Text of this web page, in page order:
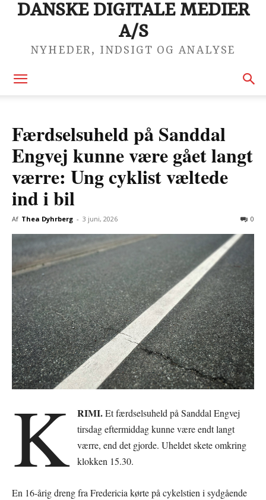
DANSKE DIGITALE MEDIER
A/S
NYHEDER, INDSIGT OG ANALYSE
Færdselsuheld på Sanddal
Engvej kunne være gået langt
værre: Ung cyklist væltede
ind i bil
Af Thea Dyhrberg - 3 juni, 2026 0
K RIMI.Et færdselsuheld på Sanddal Engvej
tirsdag eftermiddag kunne være endt langt
værre, end det gjorde. Uheldet skete omkring
klokken 15.30.
En 16-årig dreng fra Fredericia kørte på cykelstien i sydgående